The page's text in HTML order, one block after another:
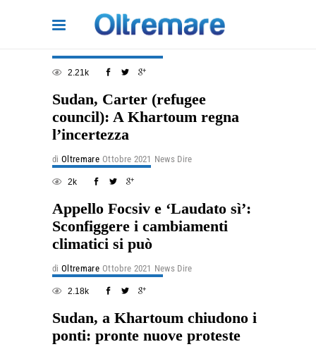
2.21k
Sudan, Carter (refugee
council): A Khartoum regna
l’incertezza
di Oltremare Ottobre 2021 News Dire
2k
Appello Focsiv e ‘Laudato sì’:
Sconfiggere i cambiamenti
climatici si può
di Oltremare Ottobre 2021 News Dire
2.18k
Sudan, a Khartoum chiudono i
ponti: pronte nuove proteste